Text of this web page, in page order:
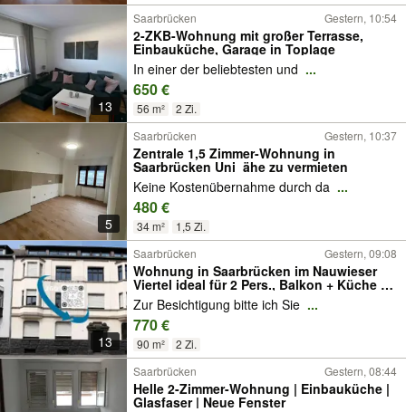
13
Saarbrücken Gestern, 10:54
2-ZKB-Wohnung mit großer Terrasse,
Einbauküche, Garage in Toplage
In einer der beliebtesten und ...
650 €
56 m² 2 Zi.
5
Saarbrücken Gestern, 10:37
Zentrale 1,5 Zimmer-Wohnung in
Saarbrücken Uni_ähe zu vermieten
Keine Kostenübernahme durch da ...
480 €
34 m² 1,5 Zi.
13
Saarbrücken Gestern, 09:08
Wohnung in Saarbrücken im Nauwieser
Viertel ideal für 2 Pers., Balkon + Küche zu
vermieten!
Zur Besichtigung bitte ich Sie ...
770 €
90 m² 2 Zi.
Saarbrücken Gestern, 08:44
Helle 2-Zimmer-Wohnung | Einbauküche |
Glasfaser | Neue Fenster